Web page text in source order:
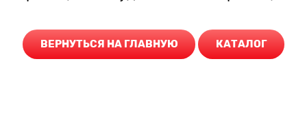
ВЕРНУТЬСЯ НА ГЛАВНУЮ КАТАЛОГ